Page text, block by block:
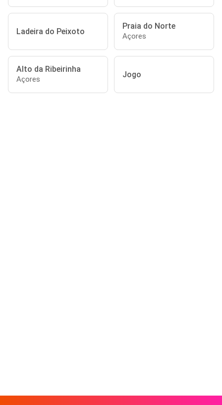
Ladeira do Peixoto
Praia do Norte
Açores
Alto da Ribeirinha
Açores Jogo